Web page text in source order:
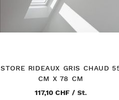
STORE RIDEAUX GRIS CHAUD
CM X 78 CM
117,10 CHF / St.